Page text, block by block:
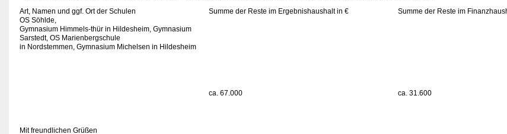
Art, Namen und ggf. Ort der Schulen
Summe der Reste im Ergebnishaushalt in € Summe der Reste im
OS Söhlde,
Gymnasium Himmels-thür in Hildesheim, Gymnasium
Sarstedt, OS Marienbergschule
in Nordstemmen, Gymnasium Michelsen in Hildesheim
ca. 67.000 ca. 31.600
Mit freundlichen Grüßen